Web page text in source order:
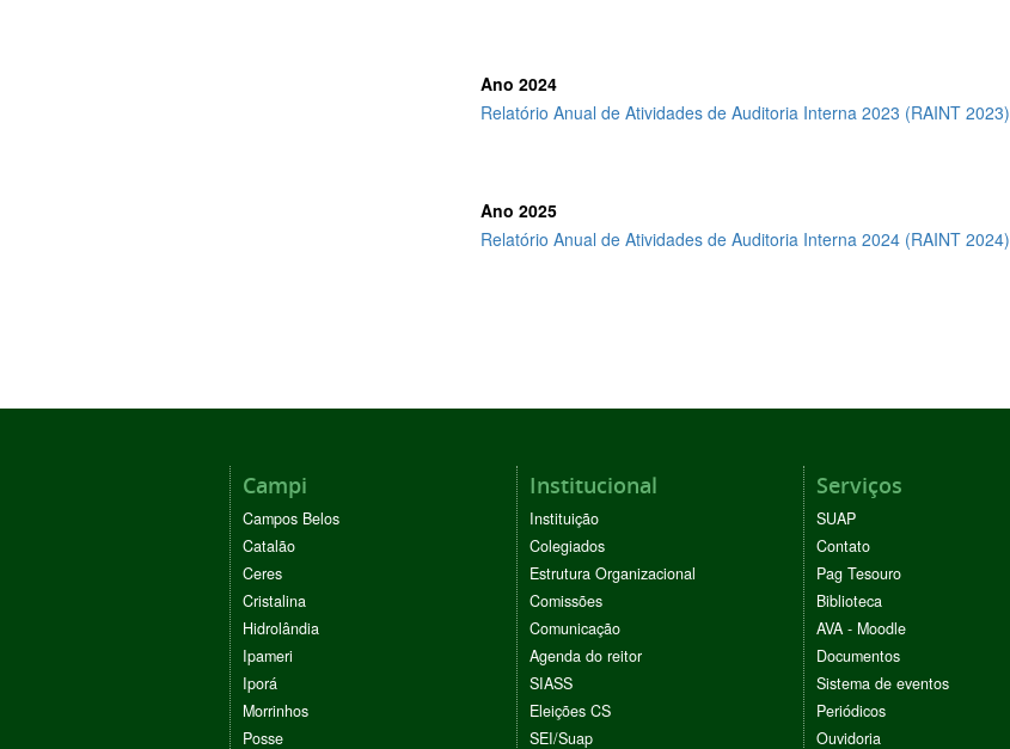
Ano 2024
Relatório Anual de Atividades de Auditoria Interna 2023 (RAINT 2023)
Ano 2025
Relatório Anual de Atividades de Auditoria Interna 2024 (RAINT 2024)
Campi
Campos Belos
Catalão
Ceres
Cristalina
Hidrolândia
Ipameri
Iporá
Morrinhos
Posse
Institucional
Instituição
Colegiados
Estrutura Organizacional
Comissões
Comunicação
Agenda do reitor
SIASS
Eleições CS
SEI/Suap
Serviços
SUAP
Contato
Pag Tesouro
Biblioteca
AVA - Moodle
Documentos
Sistema de eventos
Periódicos
Ouvidoria